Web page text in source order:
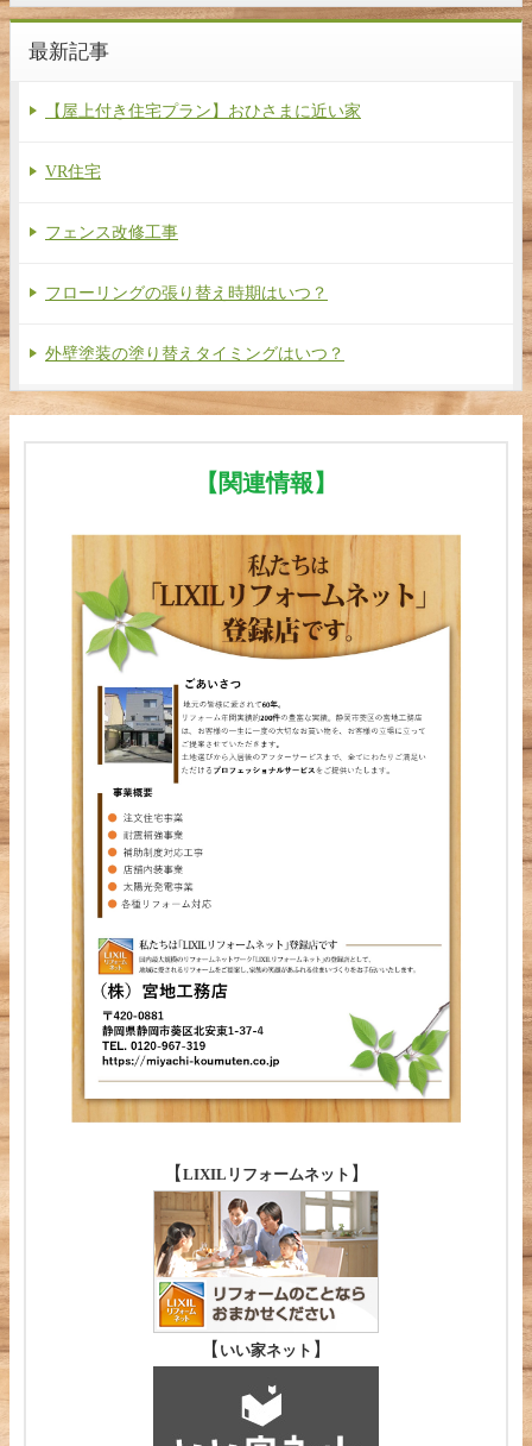
最新記事
【屋上付き住宅プラン】おひさまに近い家
VR住宅
フェンス改修工事
フローリングの張り替え時期はいつ？
外壁塗装の塗り替えタイミングはいつ？
【関連情報】
【 LIXILリフォームネット 】
【 いい家ネット 】